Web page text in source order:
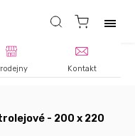
Kontakt
- 200 x 220